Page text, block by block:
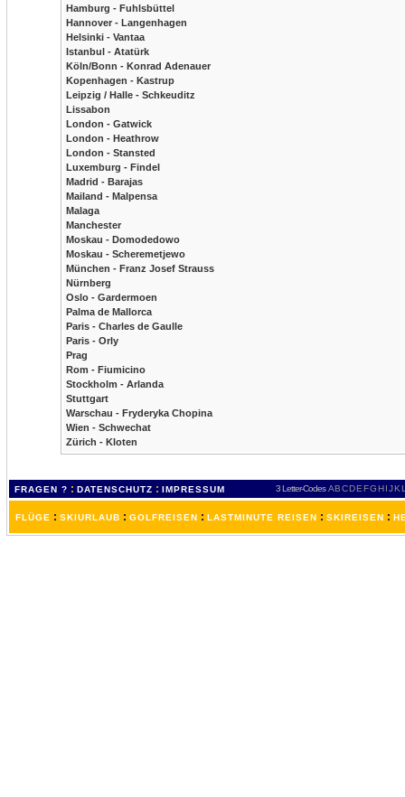
Hamburg - Fuhlsbüttel
Hannover - Langenhagen
Helsinki - Vantaa
Istanbul - Atatürk
Köln/Bonn - Konrad Adenauer
Kopenhagen - Kastrup
Leipzig / Halle - Schkeuditz
Lissabon
London - Gatwick
London - Heathrow
London - Stansted
Luxemburg - Findel
Madrid - Barajas
Mailand - Malpensa
Malaga
Manchester
Moskau - Domodedowo
Moskau - Scheremetjewo
München - Franz Josef Strauss
Nürnberg
Oslo - Gardermoen
Palma de Mallorca
Paris - Charles de Gaulle
Paris - Orly
Prag
Rom - Fiumicino
Stockholm - Arlanda
Stuttgart
Warschau - Fryderyka Chopina
Wien - Schwechat
Zürich - Kloten
FRAGEN ? : DATENSCHUTZ : IMPRESSUM 3 Letter-Codes ABCDEFGH IJKL
FLÜGE : SKIURLAUB : GOLFREISEN : LASTMINUTE REISEN : SKIREISEN :